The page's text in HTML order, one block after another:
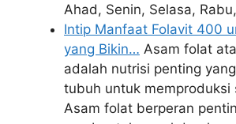
Ahad, Senin, Selasa,
Intip Manfaat Folavit 400
yang Bikin… Asam folat
adalah nutrisi penting
tubuh untuk memproduksi
Asam folat berperan